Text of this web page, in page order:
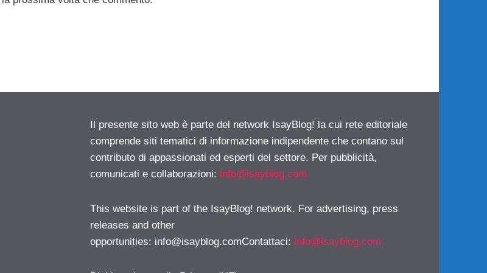
Il presente sito web è parte del network IsayBlog! la cui rete editoriale
comprende siti tematici di informazione indipendente che contano sul
contributo di appassionati ed esperti del settore. Per pubblicità,
comunicati e collaborazioni: info@isayblog.com
This website is part of the IsayBlog! network. For advertising, press
releases and other
opportunities: info@isayblog.comContattaci: info@isayblog.com